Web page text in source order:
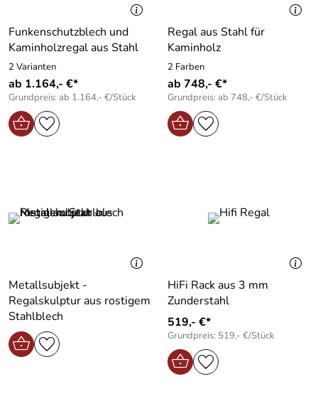
Funkenschutzblech und
Kaminholzregal aus Stahl
2 Varianten
ab 1.164,- €*
Grundpreis: ab 1.164,- €/Stück
Regal aus Stahl für
Kaminholz
2 Farben
ab 748,- €*
Grundpreis: ab 748,- €/Stück
Metallsubjekt -
Regalskulptur aus rostigem
Stahlblech
HiFi Rack aus 3 mm
Zunderstahl
519,- €*
Grundpreis: 519,- €/Stück